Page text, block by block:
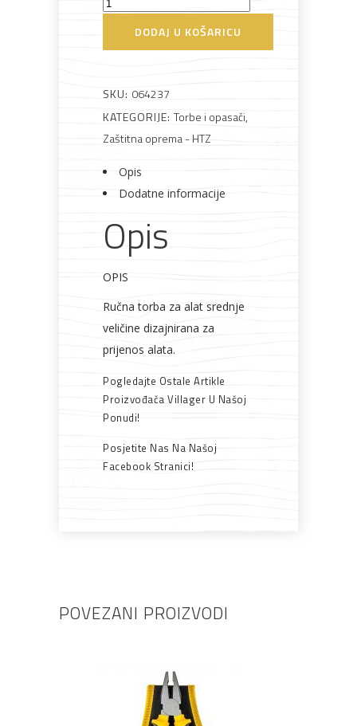
Metalna Elektromaterijal
Vijčana Okovi
za
alat
količina
DODAJ U KOŠARICU
SKU: 064237
KATEGORIJE: Torbe i opasači,
Zaštitna oprema - HTZ
Opis
Dodatne informacije
Opis
OPIS
Ručna torba za alat srednje
veličine dizajnirana za
prijenos alata.
Pogledajte Ostale Artikle
Proizvođača Villager U Našoj
Ponudi!
Posjetite Nas Na Našoj
Facebook Stranici!
POVEZANI PROIZVODI